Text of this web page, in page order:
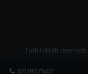
011 19117547
Tutti i diritti riservati